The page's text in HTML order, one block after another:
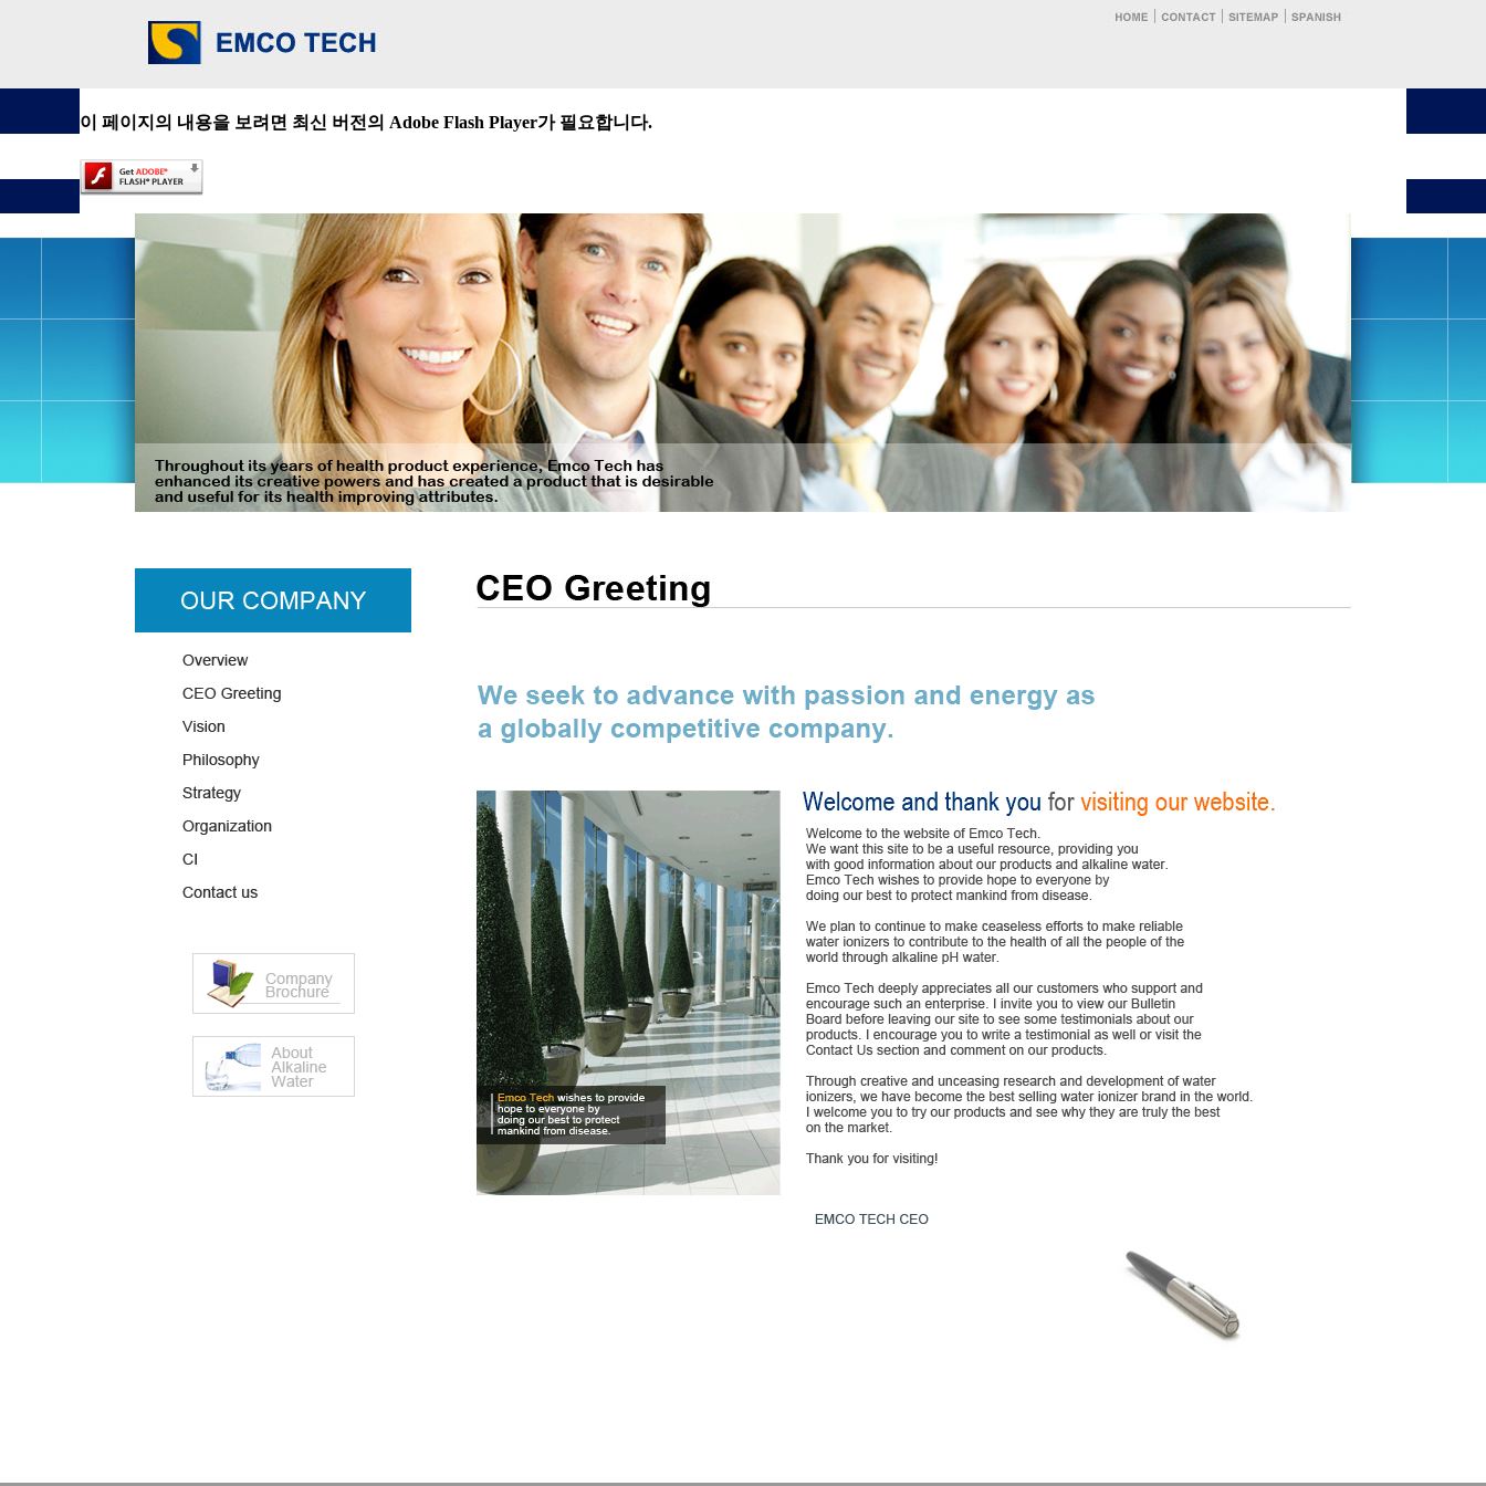
이 페이지의 내용을 보려면 최신 버전의 Adobe Flash Player가 필요합니다.